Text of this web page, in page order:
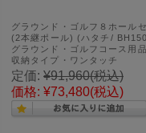
グラウンド・ゴルフ８ホール
(2本継ポール) (ハタチ/
グラウンド・ゴルフコース用
収納タイプ・ワンタッチ
定価: ¥91,960(税込)
価格: ¥73,480(税込)